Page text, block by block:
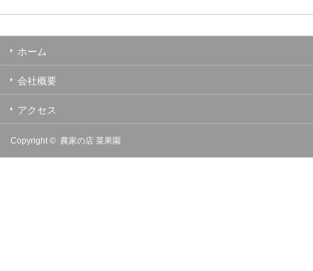
ホーム
会社概要
アクセス
Copyright © 農家の店 菜果園